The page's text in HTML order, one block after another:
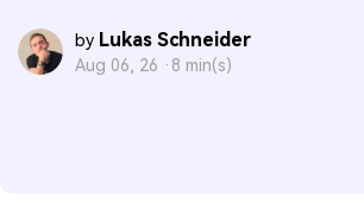
by Lukas Schneider
Aug 06, 26 · 8 min(s)